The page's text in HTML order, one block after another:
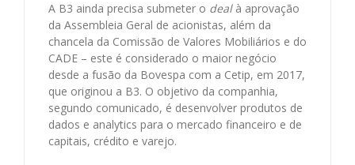
A B3 ainda precisa submeter o dealà aprovação
da Assembleia Geral de acionistas, além da
chancela da Comissão de Valores Mobiliários e do
CADE – este é considerado o maior negócio
desde a fusão da Bovespa com a Cetip, em 2017,
que originou a B3. O objetivo da companhia,
segundo comunicado, é desenvolver produtos de
dados e analytics para o mercado financeiro e de
capitais, crédito e varejo.